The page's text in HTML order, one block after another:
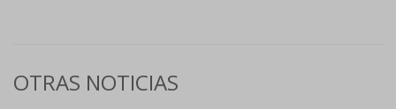
OTRAS NOTICIAS